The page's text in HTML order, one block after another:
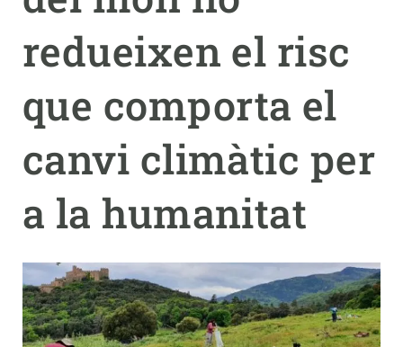
redueixen el risc
que comporta el
canvi climàtic per
a la humanitat
NOTÍCIES I AGENDA